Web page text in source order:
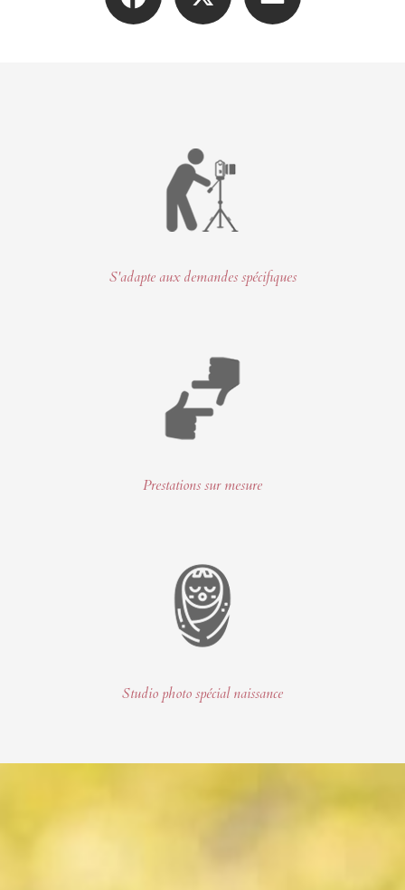
S'adapte aux demandes spécifiques
Prestations sur mesure
Studio photo spécial naissance